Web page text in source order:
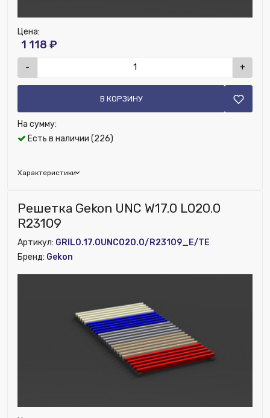
Есть в наличии (226)
Характеристики
Цена:
1 118 ₽
- +
В КОРЗИНУ
На сумму:
Бренд:
Цвет решетки:
Ширина (мм):200
Высота (мм):
Номенклатура:Решетка рулонная алюминиевая для
Решетка Gekon UNC W17.0 L020.0
R23109
Артикул: GRIL0.17.0UNC020.0/R23109_E/TE
Бренд: Gekon